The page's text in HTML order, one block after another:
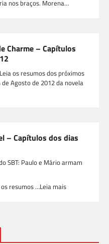
nos braços. Morena…
Charme – Capítulos
os resumos dos próximos
Agosto de 2012 da novela
– Capítulos dos dias
SBT: Paulo e Mário armam
resumos …Leia mais